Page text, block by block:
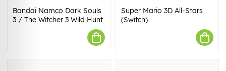
Bandai Namco Dark Souls
3 / The Witcher 3 Wild Hunt
Super Mario 3D All-Stars
(Switch)